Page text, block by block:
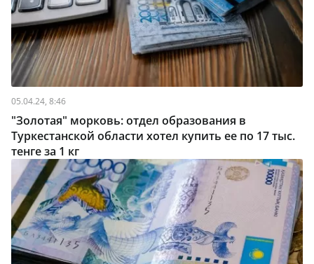
05.04.24, 8:46
"Золотая" морковь: отдел образования в
Туркестанской области хотел купить ее по 17 тыс.
тенге за 1 кг